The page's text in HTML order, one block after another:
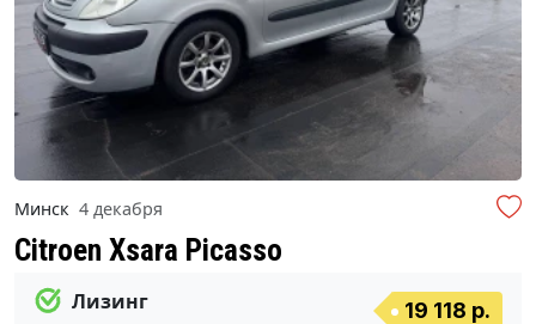
Минск 4 декабря
Citroen Xsara Picasso
Лизинг
19 118 р.